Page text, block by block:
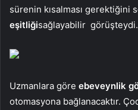
sürenin kısalması gerektiğini
eşitliğisağlayabilir görüşteydi.
Uzmanlara göre ebeveynlik
otomasyona bağlanacaktır.